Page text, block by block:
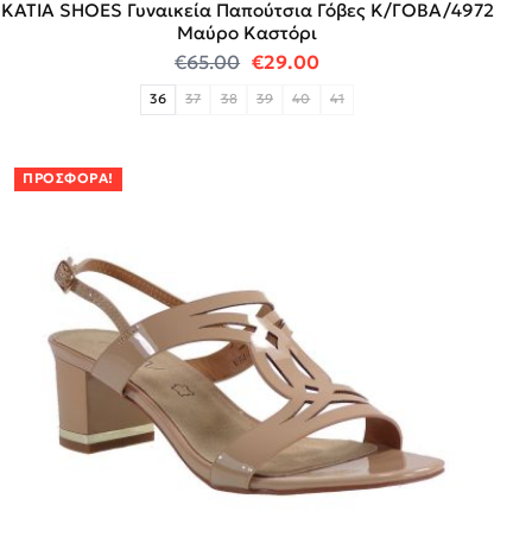
KATIA SHOES Γυναικεία Παπούτσια Γόβες Κ/ΓΟΒΑ/4972
Μαύρο Καστόρι
€65.00 Original price was: €65.00.
€29.00Η τρέχουσα τιμή
36 37 38 39 40 41
ΠΡΟΣΦΟΡΆ!